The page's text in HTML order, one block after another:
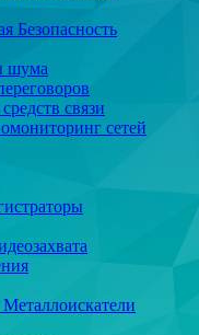
Безопасность
шума
связи
сетей
Металлоискатели